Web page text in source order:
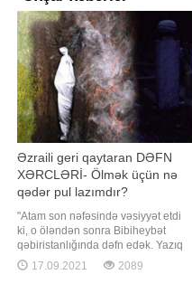
Əzraili geri qaytaran DƏFN
XƏRCLƏRİ- Ölmək üçün nə
qədər pul lazımdır?
"Atam son nəfəsində vəsiyyət etdi
ki, o öləndən sonra Bibiheybət
qəbiristanlığında dəfn edək. Yazıq
kişi gözünü yumanda düşdük əl-
ayağa. Ölü üçün ağlamaq qaldı bir
17.09.2021 2089